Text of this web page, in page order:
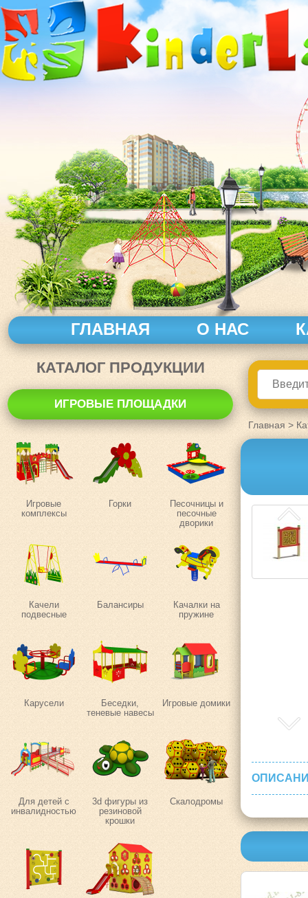
ГЛАВНАЯ О НАС
КАТАЛОГ ПРОДУКЦИИ
ИГРОВЫЕ ПЛОЩАДКИ
Игровые
комплексы
Горки
Песочницы и
песочные
дворики
Качели
подвесные
Балансиры
Качалки на
пружине
Карусели
Беседки,
теневые навесы
Игровые домики
Для детей с
инвалидностью
3d фигуры из
резиновой
крошки
Скалодромы
Главная >